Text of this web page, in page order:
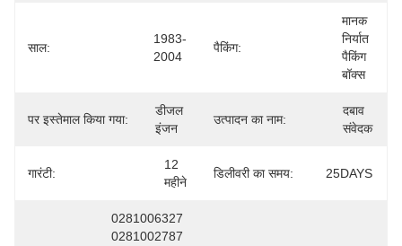
साल:
1983-
2004
पैकिंग:
मानक
निर्यात
पैकिंग
बॉक्स
पर इस्तेमाल किया गया:
डीजल
इंजन
उत्पादन का नाम:
दबाव
संवेदक
गारंटी:
12
महीने
डिलीवरी का समय: 25DAYS
0281006327
0281002787